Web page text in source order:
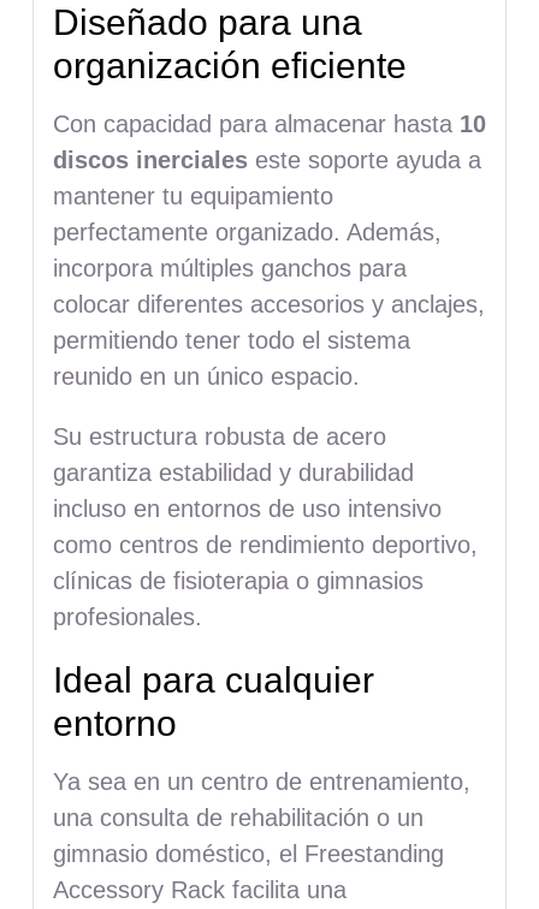
Diseñado para una
organización eficiente
Con capacidad para almacenar hasta 10
discos inercialeseste soporte ayuda a
mantener tu equipamiento
perfectamente organizado. Además,
incorpora múltiples ganchos para
colocar diferentes accesorios y anclajes,
permitiendo tener todo el sistema
reunido en un único espacio.
Su estructura robusta de acero
garantiza estabilidad y durabilidad
incluso en entornos de uso intensivo
como centros de rendimiento deportivo,
clínicas de fisioterapia o gimnasios
profesionales.
Ideal para cualquier
entorno
Ya sea en un centro de entrenamiento,
una consulta de rehabilitación o un
gimnasio doméstico, el Freestanding
Accessory Rack facilita una